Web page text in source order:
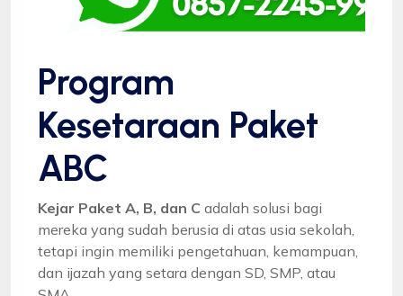
Program
Kesetaraan Paket
ABC
Kejar Paket A, B, dan C adalah solusi bagi
mereka yang sudah berusia di atas usia sekolah,
tetapi ingin memiliki pengetahuan, kemampuan,
dan ijazah yang setara dengan SD, SMP, atau